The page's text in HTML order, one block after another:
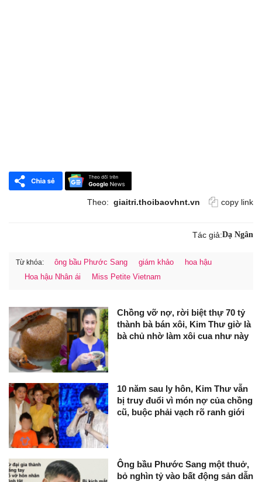
Theo: giaitri.thoibaovhnt.vn copy link
Tác giả:Dạ Ngân
Từ khóa: ông bầu Phước Sang giám khảo
hoa hậu
Hoa hậu Nhân ái
Miss Petite Vietnam
Chồng vỡ nợ, rời biệt thự 70 tỷ
thành bà bán xôi, Kim Thư giờ là
bà chủ nhờ làm xôi cua như này
10 năm sau ly hôn, Kim Thư vẫn
bị truy đuổi vì món nợ của chồng
cũ, buộc phải vạch rõ ranh giới
Ông bầu Phước Sang một thuở,
bỏ nghìn tỷ vào bất động sản dẫn